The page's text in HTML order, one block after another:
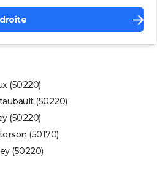
(50220)
(50220)
(50220)
(50170)
(50220)